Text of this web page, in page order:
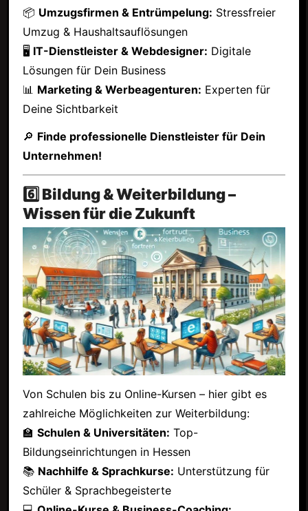
📦 Umzugsfirmen & Entrümpelung: Stressfreier
Umzug & Haushaltsauflösungen
🖥 IT-Dienstleister & Webdesigner: Digitale
Lösungen für Dein Business
📊 Marketing & Werbeagenturen: Experten für
Deine Sichtbarkeit
🔎 Finde professionelle Dienstleister für Dein
Unternehmen!
6️⃣ Bildung & Weiterbildung –
Wissen für die Zukunft
Von Schulen bis zu Online-Kursen – hier gibt es
zahlreiche Möglichkeiten zur Weiterbildung:
🏫 Schulen & Universitäten: Top-
Bildungseinrichtungen in Hessen
📚 Nachhilfe & Sprachkurse: Unterstützung für
Schüler & Sprachbegeisterte